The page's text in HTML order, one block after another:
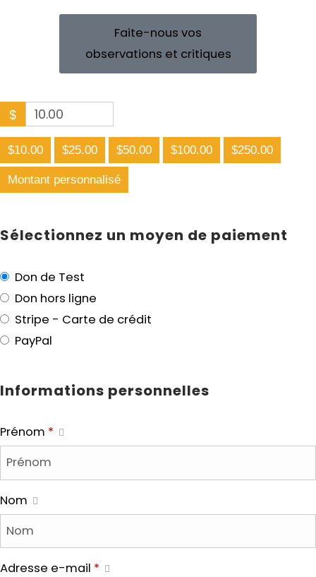
Faite-nous vos
observations et critiques
$
$10.00 $25.00 $50.00 $100.00 $250.00
Montant personnalisé
Sélectionnez un moyen de paiement
Don de Test
Don hors ligne
Stripe - Carte de crédit
PayPal
Informations personnelles
Prénom *
Nom
Adresse e-mail *